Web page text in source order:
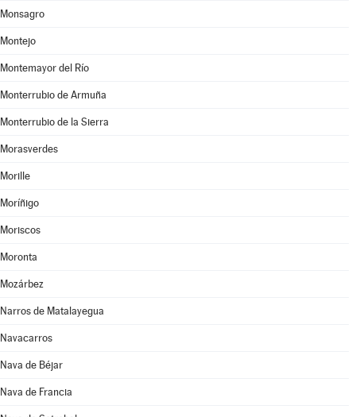
Monsagro
Montejo
Montemayor del Río
Monterrubio de Armuña
Monterrubio de la Sierra
Morasverdes
Morille
Moríñigo
Moriscos
Moronta
Mozárbez
Narros de Matalayegua
Navacarros
Nava de Béjar
Nava de Francia